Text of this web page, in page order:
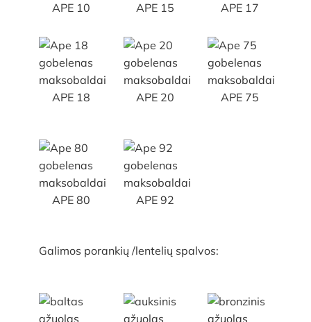
APE 10 APE 15 APE 17
APE 18 APE 20 APE 75
APE 80 APE 92
Galimos porankių /lentelių spalvos: